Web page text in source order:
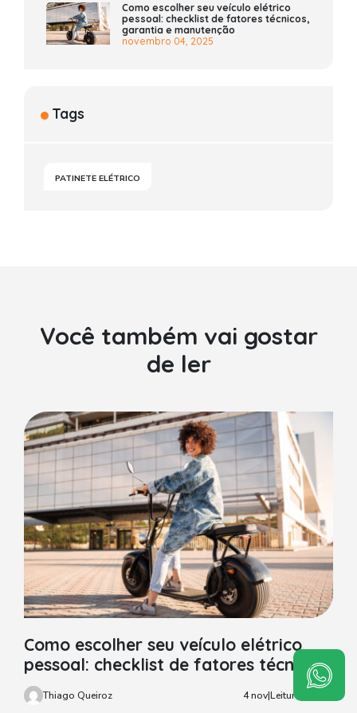
Como escolher seu veículo elétrico
pessoal: checklist de fatores técnicos,
garantia e manutenção
novembro 04, 2025
Tags
PATINETE ELÉTRICO
Você também vai gostar
de ler
Como escolher seu veículo elétrico
pessoal: checklist de fatores técnicos,
garantia e manutenção
Thiago Queiroz 4 nov|Leitura: 15min